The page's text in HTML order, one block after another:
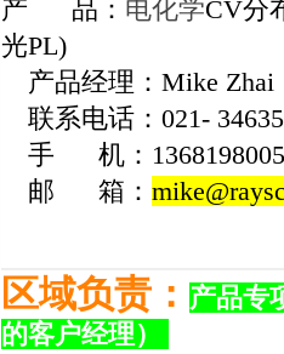
产 品： 电化学CV分
光PL)
产品经理： Mike Zhai
联系电话： 021-
手
机：
邮
箱：
区域负责： 产品专
的客户经理）